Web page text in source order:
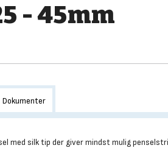
- 45mm
Dokumenter
med silk tip der giver mindst mulig